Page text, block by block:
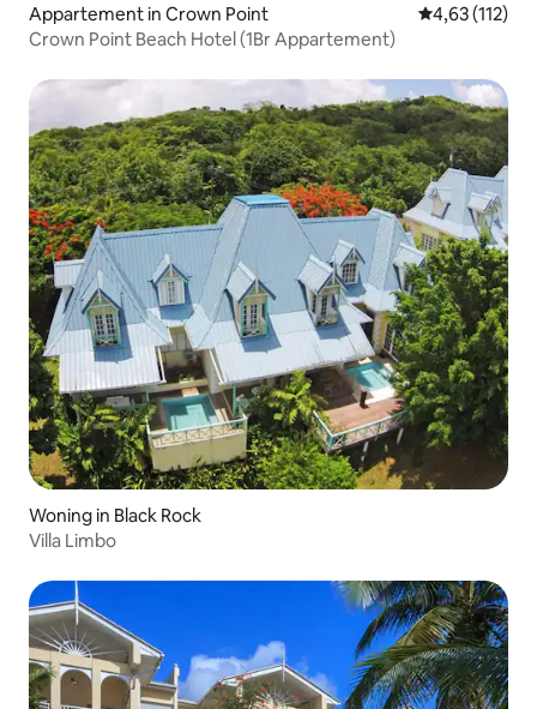
Appartement in Crown Point Gemiddelde
4,63 (112)
Crown Point Beach Hotel (1Br Appartement)
Woning in Black Rock
Villa Limbo